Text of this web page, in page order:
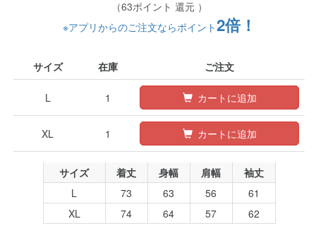
（63ポイント 還元 ）
※アプリからのご注文ならポイント2倍！
サイズ 在庫 ご注文
L 1 カートに追加
XL 1 カートに追加
サイズ 着丈 身幅 肩幅
袖丈
L
73 63 56
61
XL
74 64 57 62